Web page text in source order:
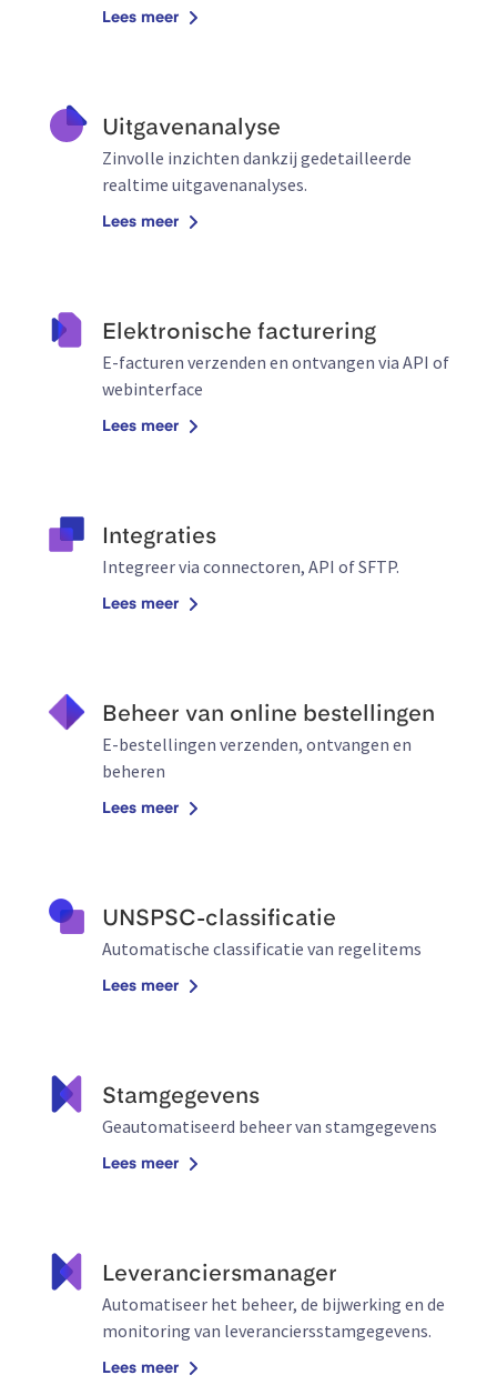
Lees meer
Uitgavenanalyse
Zinvolle inzichten dankzij gedetailleerde
realtime uitgavenanalyses.
Lees meer
Elektronische facturering
E-facturen verzenden en ontvangen via API of
webinterface
Lees meer
Integraties
Integreer via connectoren, API of SFTP.
Lees meer
Beheer van online bestellingen
E-bestellingen verzenden, ontvangen en
beheren
Lees meer
UNSPSC-classificatie
Automatische classificatie van regelitems
Lees meer
Stamgegevens
Geautomatiseerd beheer van stamgegevens
Lees meer
Leveranciersmanager
Automatiseer het beheer, de bijwerking en de
monitoring van leveranciersstamgegevens.
Lees meer